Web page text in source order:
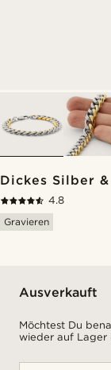
Dickes Silber
4.8
Gravieren
Ausverkauft
Möchtest Du
wieder auf Lager